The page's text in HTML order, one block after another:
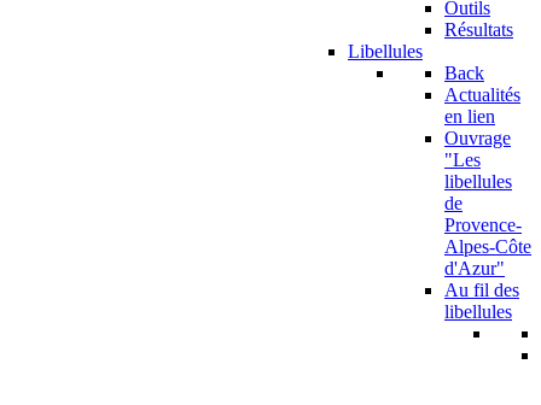
Outils
Résultats
Libellules
Back
Actualités
en lien
Ouvrage
"Les
libellules
de
Provence-
Alpes-Côte
d'Azur"
Au fil des
libellules